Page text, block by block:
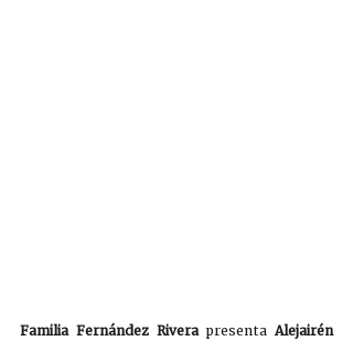
Familia Fernández Rivera presenta Alejairén